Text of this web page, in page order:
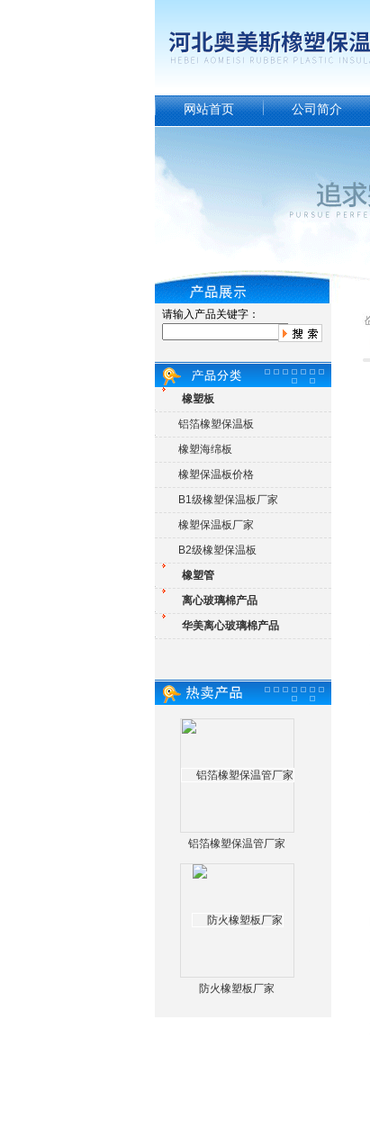
网站首页 公司简介
请输入产品关键字：
橡塑板
铝箔橡塑保温板
橡塑海绵板
橡塑保温板价格
B1级橡塑保温板厂家
橡塑保温板厂家
B2级橡塑保温板
橡塑管
离心玻璃棉产品
华美离心玻璃棉产品
铝箔橡塑保温管厂家
防火橡塑板厂家